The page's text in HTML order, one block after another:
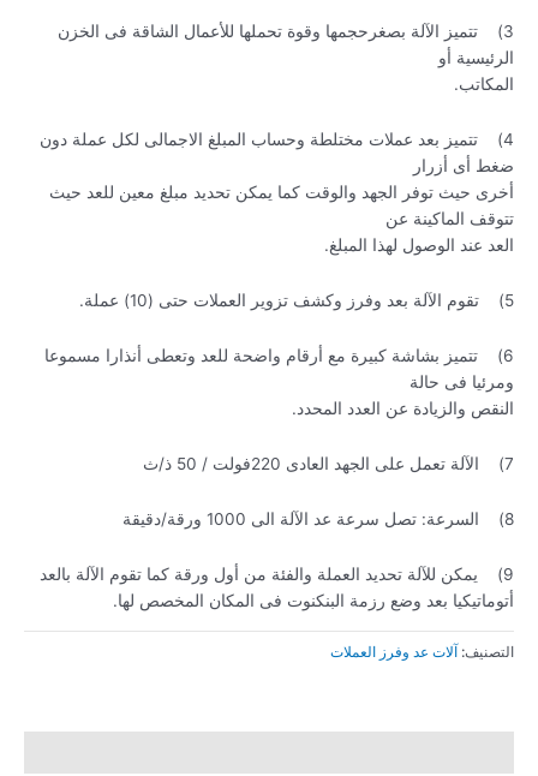
3) تتميز الآلة بصغرحجمها وقوة تحملها للأعمال الشاقة فى الخزن
الرئيسية أو
المكاتب.
4) تتميز بعد عملات مختلطة وحساب المبلغ الاجمالى لكل عملة دون
ضغط أى أزرار
أخرى حيث توفر الجهد والوقت كما يمكن تحديد مبلغ معين للعد حيث
تتوقف الماكينة عن
العد عند الوصول لهذا المبلغ.
5) تقوم الآلة بعد وفرز وكشف تزوير العملات حتى (10) عملة.
6) تتميز بشاشة كبيرة مع أرقام واضحة للعد وتعطى أنذارا مسموعا
ومرئيا فى حالة
النقص والزيادة عن العدد المحدد.
7) الآلة تعمل على الجهد العادى 220فولت / 50 ذ/ث
8) السرعة: تصل سرعة عد الآلة الى 1000 ورقة/دقيقة
9) يمكن للآلة تحديد العملة والفئة من أول ورقة كما تقوم الآلة بالعد
أتوماتيكيا بعد وضع رزمة البنكنوت فى المكان المخصص لها.
التصنيف: آلات عد وفرز العملات